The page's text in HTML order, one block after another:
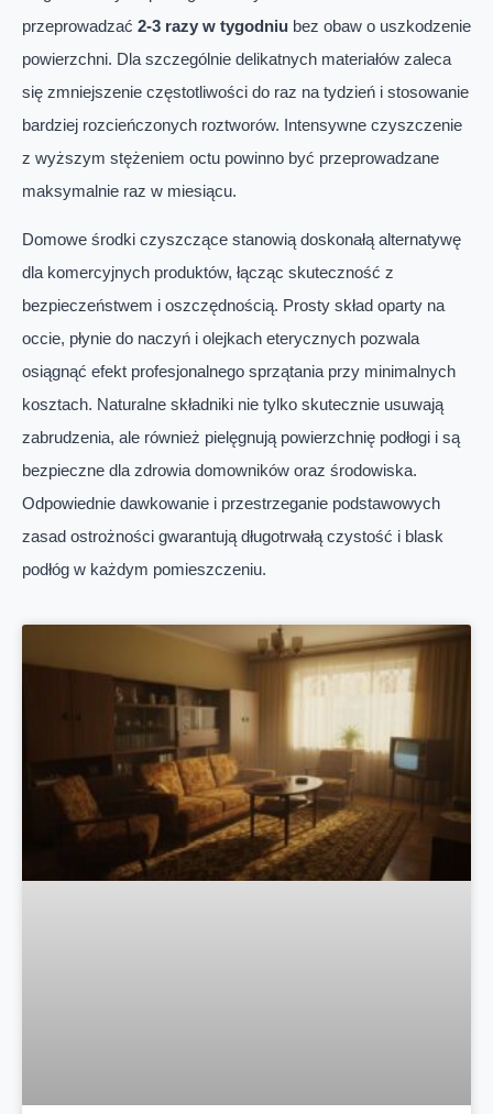
przeprowadzać 2-3 razy w tygodniu bez obaw o uszkodzenie
powierzchni. Dla szczególnie delikatnych materiałów zaleca
się zmniejszenie częstotliwości do raz na tydzień i stosowanie
bardziej rozcieńczonych roztworów. Intensywne czyszczenie
z wyższym stężeniem octu powinno być przeprowadzane
maksymalnie raz w miesiącu.
Domowe środki czyszczące stanowią doskonałą alternatywę
dla komercyjnych produktów, łącząc skuteczność z
bezpieczeństwem i oszczędnością. Prosty skład oparty na
occie, płynie do naczyń i olejkach eterycznych pozwala
osiągnąć efekt profesjonalnego sprzątania przy minimalnych
kosztach. Naturalne składniki nie tylko skutecznie usuwają
zabrudzenia, ale również pielęgnują powierzchnię podłogi i są
bezpieczne dla zdrowia domowników oraz środowiska.
Odpowiednie dawkowanie i przestrzeganie podstawowych
zasad ostrożności gwarantują długotrwałą czystość i blask
podłóg w każdym pomieszczeniu.